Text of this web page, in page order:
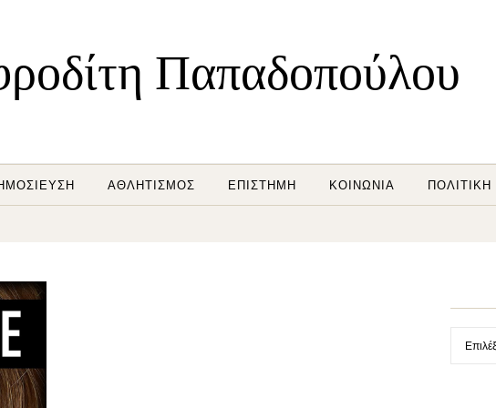
Παπαδοπούλου
ΑΘΛΗΤΙΣΜΌΣ ΕΠΙΣΤΉΜΗ ΚΟΙΝΩΝΊΑ ΠΟΛΙΤΙΚΉ
Ιστορικό